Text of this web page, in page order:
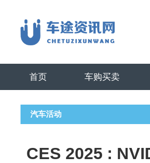
首页 车购买卖
汽车活动
CES 2025 :